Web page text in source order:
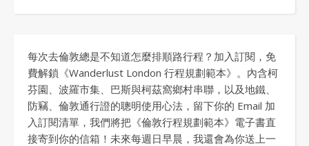
每次去倫敦總是不知道怎麼排順路行程？加入訂閱，免
費解鎖《Wanderlust London 行程規劃範本》。內含柯
芬園、波羅市集、巴斯與柯茲窩鄉村串聯，以及地鐵、
防竊、倫敦通行證的聰明使用心法，留下你的 Email 加
入訂閱清單，我們將把《倫敦行程規劃範本》電子書直
接寄到你的信箱！未來每週日早晨，我還會為你送上一